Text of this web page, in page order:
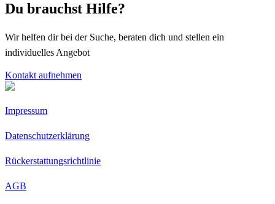
Du brauchst Hilfe?
Wir helfen dir bei der Suche, beraten dich und stellen ein
individuelles Angebot
Kontakt aufnehmen
Impressum
Datenschutzerklärung
Rückerstattungsrichtlinie
AGB